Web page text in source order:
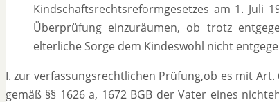
Kindschaftsrechtsreformgesetzes am 1. Juli
Überprüfung einzuräumen, ob trotz
elterliche Sorge dem Kindeswohl nicht
I. zur verfassungsrechtlichen Prüfung,ob es mit Art.
gemäß §§ 1626 a, 1672 BGB der Vater eines